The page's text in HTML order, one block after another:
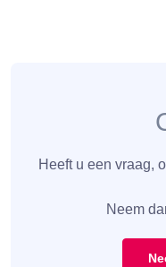
Heeft u een vraag,
Neem